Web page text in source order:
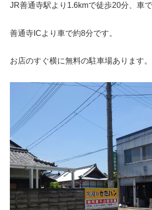
JR善通寺駅より1.6kmで徒歩20分、車で
善通寺ICより車で約8分です。
お店のすぐ横に無料の駐車場あります。